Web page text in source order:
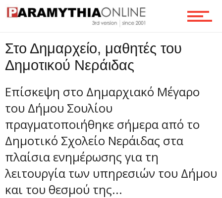
Τεχνολογία
Ροή
Επικοινωνία
Στο Δημαρχείο, μαθητές του
Δημοτικού Νεράιδας
Επίσκεψη στο Δημαρχιακό Μέγαρο
του Δήμου Σουλίου
πραγματοποιήθηκε σήμερα από το
Δημοτικό Σχολείο Νεράιδας στα
πλαίσια ενημέρωσης για τη
λειτουργία των υπηρεσιών του Δήμου
και του θεσμού της...